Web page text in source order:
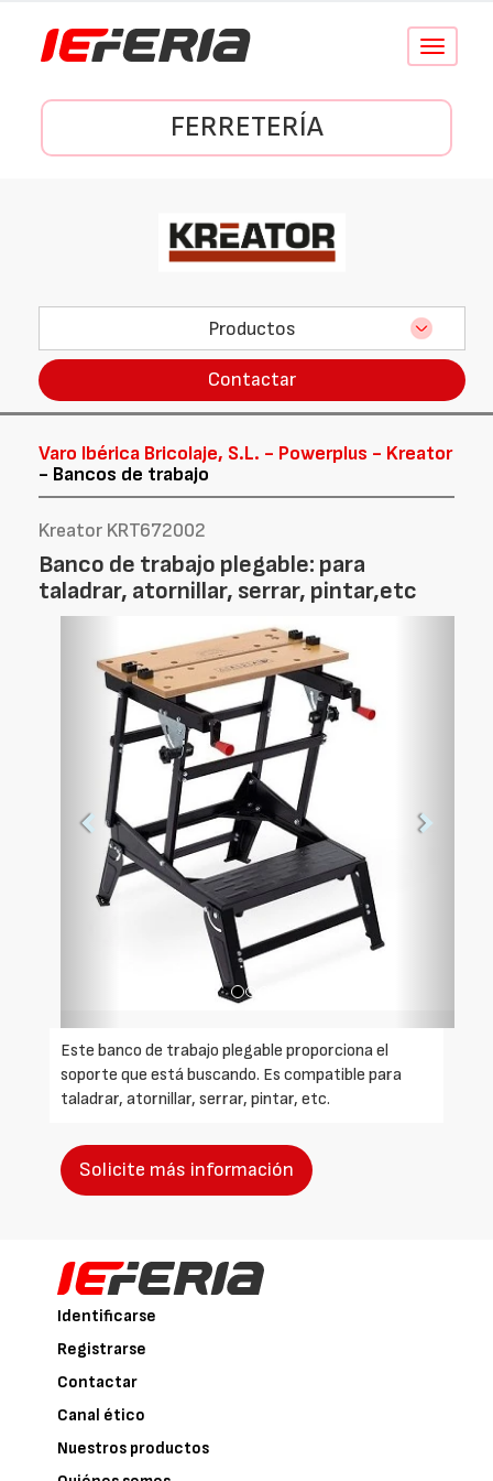
Conmutar
FERRETERÍA
Productos
Contactar
Varo Ibérica Bricolaje, S.L. - Powerplus - Kreator
- Bancos de trabajo
Kreator KRT672002
Banco de trabajo plegable: para
taladrar, atornillar, serrar, pintar,etc
Anterior
Este banco de trabajo plegable proporciona el
soporte que está buscando. Es compatible para
taladrar, atornillar, serrar, pintar, etc.
Solicite más información
Identificarse
Registrarse
Contactar
Canal ético
Nuestros productos